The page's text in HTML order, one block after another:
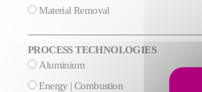
Material Removal
PROCESS TECHNOLOGIES
Aluminium
Energy | Combustion